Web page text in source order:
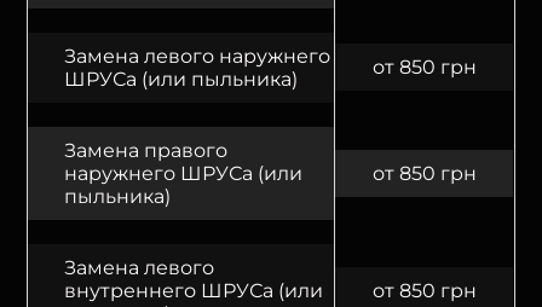
Замена левого наружнего
ШРУСа (или пыльника)
от 850 грн
Замена правого
наружнего ШРУСа (или
пыльника)
от 850 грн
Замена левого
внутреннего ШРУСа (или
от 850 грн